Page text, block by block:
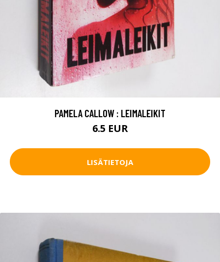
PAMELA CALLOW : LEIMALEIKIT
6.5 EUR
LISÄTIETOJA